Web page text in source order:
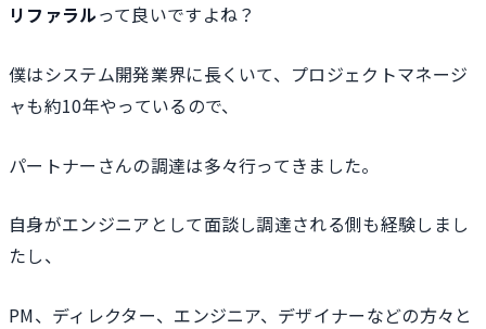
リファラルって良いですよね？
僕はシステム開発業界に長くいて、プロジェクトマネージ
ャも約10年やっているので、
パートナーさんの調達は多々行ってきました。
自身がエンジニアとして面談し調達される側も経験しまし
たし、
PM、ディレクター、エンジニア、デザイナーなどの方々と